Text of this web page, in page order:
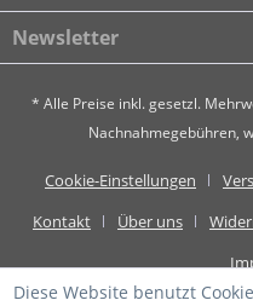
Newsletter
* Alle Preise inkl. gesetzl.
Nachnahmegebühren,
Cookie-Einstellungen
Kontakt
Über uns
Diese Website benutzt